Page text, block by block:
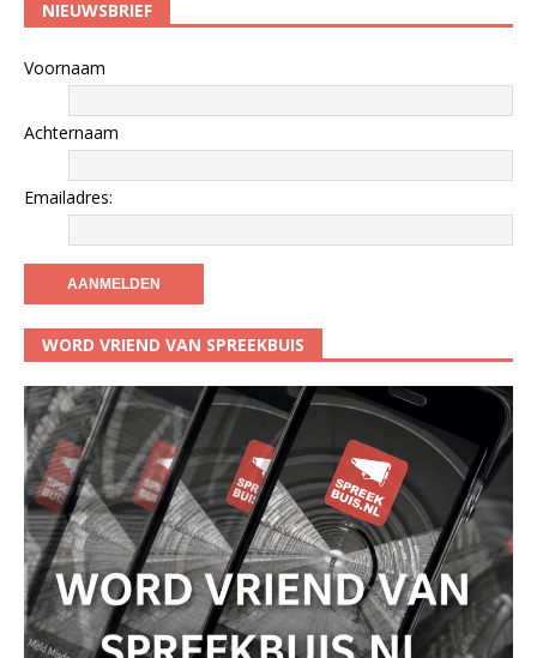
NIEUWSBRIEF
Voornaam
Achternaam
Emailadres:
WORD VRIEND VAN SPREEKBUIS